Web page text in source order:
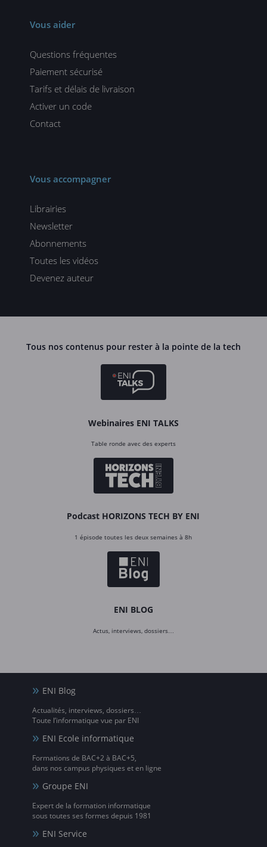
Vous aider
Questions fréquentes
Paiement sécurisé
Tarifs et délais de livraison
Activer un code
Contact
Vous accompagner
Librairies
Newsletter
Abonnements
Toutes les vidéos
Devenez auteur
Tous nos contenus pour rester à la pointe de la tech
Webinaires ENI TALKS
Table ronde avec des experts
Podcast HORIZONS TECH BY ENI
1 épisode toutes les deux semaines à 8h
ENI BLOG
Actus, interviews, dossiers…
ENI Blog
Actualités, interviews, dossiers…
Toute l’informatique vue par ENI
ENI Ecole informatique
Formations de BAC+2 à BAC+5,
dans nos campus physiques et en ligne
Groupe ENI
Expert de la formation informatique
sous toutes ses formes depuis 1981
ENI Service